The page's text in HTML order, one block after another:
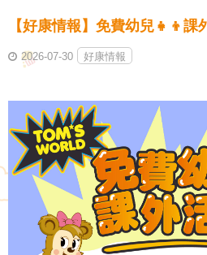
【好康情報】免費幼兒👧👦
2026-07-30 好康情報